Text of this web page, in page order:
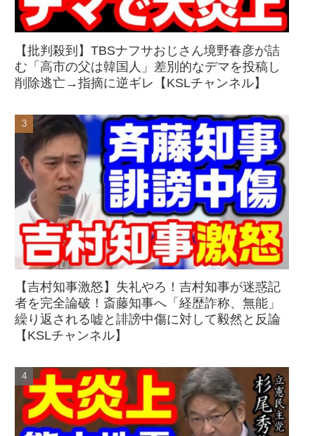
【批判殺到】TBSナフサおじさん境野春彦が詰
む「高市の父は韓国人」差別的なデマを投稿し
削除逃亡→指摘に逆ギレ【KSLチャンネル】
【吉村知事激怒】失礼やろ！吉村知事が迷惑記
者を完全論破！斎藤知事へ「経歴詐称、無能」
繰り返される嘘と誹謗中傷に対して毅然と反論
【KSLチャンネル】